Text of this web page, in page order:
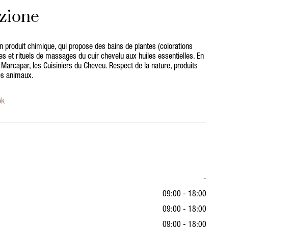
produit chimique, qui propose des bains de plantes (colorations
et rituels de massages du cuir chevelu aux huiles essentielles. En
les Cuisiniers du Cheveu. Respect de la nature, produits
animaux.
-
09:00 - 18:00
09:00 - 18:00
09:00 - 18:00